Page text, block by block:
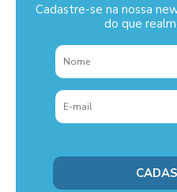
Cadastre-se na nossa
do que